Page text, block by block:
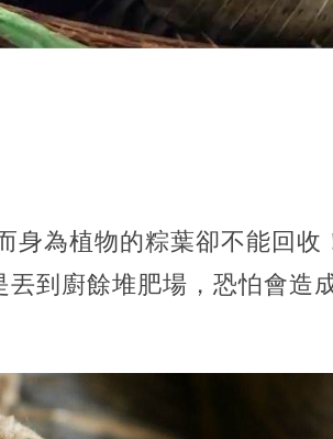
身為植物的粽葉卻不能回收
到廚餘堆肥場，恐怕會造